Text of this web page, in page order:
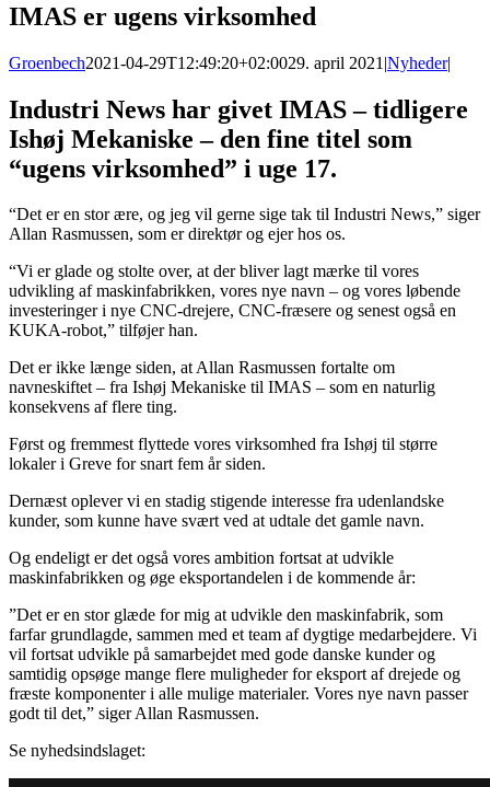
IMAS er ugens virksomhed
Groenbech2021-04-29T12:49:20+02:0029. april 2021 |Nyheder|
Industri News har givet IMAS – tidligere
Ishøj Mekaniske – den fine titel som
“ugens virksomhed” i uge 17.
“Det er en stor ære, og jeg vil gerne sige tak til Industri News,” siger
Allan Rasmussen, som er direktør og ejer hos os.
“Vi er glade og stolte over, at der bliver lagt mærke til vores
udvikling af maskinfabrikken, vores nye navn – og vores løbende
investeringer i nye CNC-drejere, CNC-fræsere og senest også en
KUKA-robot,” tilføjer han.
Det er ikke længe siden, at Allan Rasmussen fortalte om
navneskiftet – fra Ishøj Mekaniske til IMAS – som en naturlig
konsekvens af flere ting.
Først og fremmest flyttede vores virksomhed fra Ishøj til større
lokaler i Greve for snart fem år siden.
Dernæst oplever vi en stadig stigende interesse fra udenlandske
kunder, som kunne have svært ved at udtale det gamle navn.
Og endeligt er det også vores ambition fortsat at udvikle
maskinfabrikken og øge eksportandelen i de kommende år:
”Det er en stor glæde for mig at udvikle den maskinfabrik, som
farfar grundlagde, sammen med et team af dygtige medarbejdere. Vi
vil fortsat udvikle på samarbejdet med gode danske kunder og
samtidig opsøge mange flere muligheder for eksport af drejede og
fræste komponenter i alle mulige materialer. Vores nye navn passer
godt til det,” siger Allan Rasmussen.
Se nyhedsindslaget: